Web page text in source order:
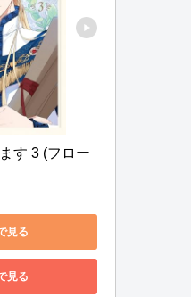
す 3 (フロー
見る
見る